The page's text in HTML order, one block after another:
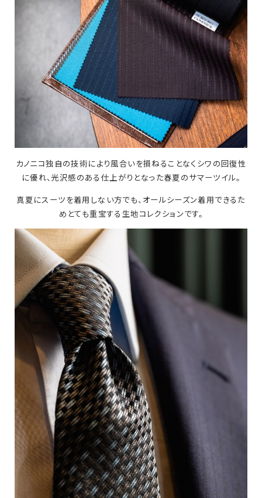
カノニコ独自の技術により風合いを損ねることなくシワの回復性
に優れ、光沢感のある仕上がりとなった春夏のサマーツイル。
真夏にスーツを着用しない方でも、オールシーズン着用できるた
めとても重宝する生地コレクションです。